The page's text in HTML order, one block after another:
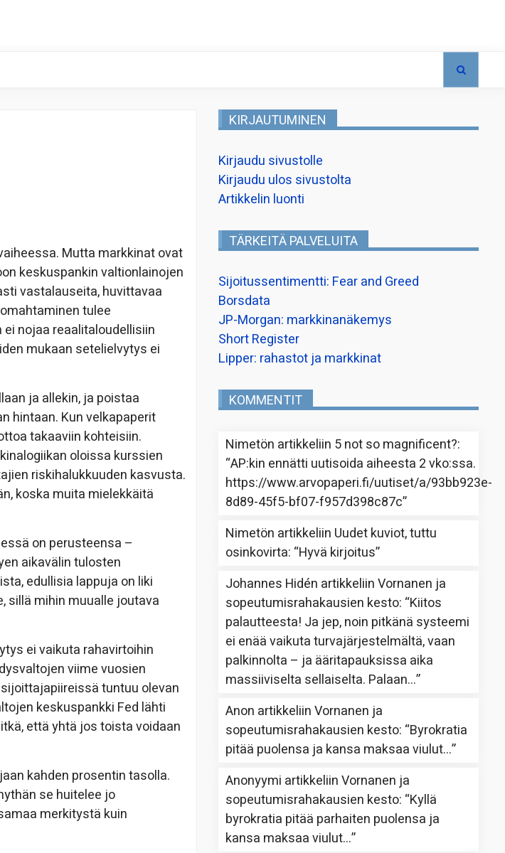
Mutta markkinat ovat
keskuspankin valtionlainojen
vastalauseita, huvittavaa
tulee
nojaa reaalitaloudellisiin
mukaan setelielvytys ei
ja allekin, ja poistaa
hintaan. Kun velkapaperit
takaaviin kohteisiin.
oloissa kurssien
riskihalukkuuden kasvusta.
koska muita mielekkäitä
on perusteensa –
aikavälin tulosten
edullisia lappuja on liki
sillä mihin muualle joutava
ei vaikuta rahavirtoihin
viime vuosien
tuntuu olevan
keskuspankki Fed lähti
että yhtä jos toista voidaan
kahden prosentin tasolla.
se huitelee jo
merkitystä kuin
KIRJAUTUMINEN
Kirjaudu sivustolle
Kirjaudu ulos sivustolta
Artikkelin luonti
TÄRKEITÄ PALVELUITA
Sijoitussentimentti: Fear and Greed
Borsdata
JP-Morgan: markkinanäkemys
Short Register
Lipper: rahastot ja markkinat
KOMMENTIT
Nimetön artikkeliin 5 not so magnificent?:
“AP:kin ennätti uutisoida aiheesta 2 vko:ssa.
https://www.arvopaperi.fi/uutiset/a/93bb923e-
8d89-45f5-bf07-f957d398c87c”
Nimetön artikkeliin Uudet kuviot, tuttu
osinkovirta: “Hyvä kirjoitus”
Johannes Hidén artikkeliinVornanen ja
sopeutumisrahakausien kesto: “Kiitos
palautteesta! Ja jep, noin pitkänä systeemi
ei enää vaikuta turvajärjestelmältä, vaan
palkinnolta – ja ääritapauksissa aika
massiiviselta sellaiselta. Palaan…”
Anon artikkeliinVornanen ja
sopeutumisrahakausien kesto: “Byrokratia
pitää puolensa ja kansa maksaa viulut…”
Anonyymi artikkeliinVornanen ja
sopeutumisrahakausien kesto: “Kyllä
byrokratia pitää parhaiten puolensa ja
kansa maksaa viulut…”